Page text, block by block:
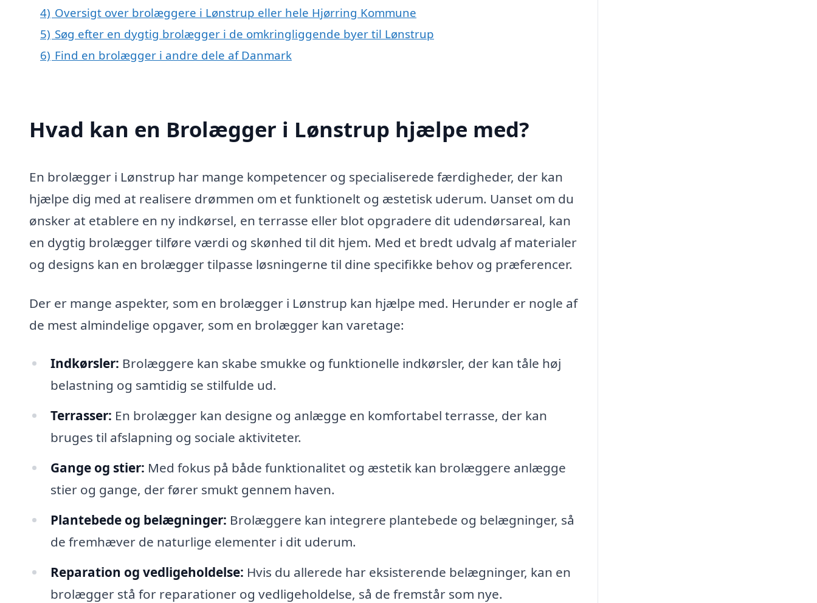
4) Oversigt over brolæggere i Lønstrup eller hele Hjørring Kommune
5) Søg efter en dygtig brolægger i de omkringliggende byer til Lønstrup
6) Find en brolægger i andre dele af Danmark
Hvad kan en Brolægger i Lønstrup hjælpe med?
En brolægger i Lønstrup har mange kompetencer og specialiserede færdigheder, der kan
hjælpe dig med at realisere drømmen om et funktionelt og æstetisk uderum. Uanset om du
ønsker at etablere en ny indkørsel, en terrasse eller blot opgradere dit udendørsareal, kan
en dygtig brolægger tilføre værdi og skønhed til dit hjem. Med et bredt udvalg af materialer
og designs kan en brolægger tilpasse løsningerne til dine specifikke behov og præferencer.
Der er mange aspekter, som en brolægger i Lønstrup kan hjælpe med. Herunder er nogle af
de mest almindelige opgaver, som en brolægger kan varetage:
Indkørsler: Brolæggere kan skabe smukke og funktionelle indkørsler, der kan tåle høj
belastning og samtidig se stilfulde ud.
Terrasser: En brolægger kan designe og anlægge en komfortabel terrasse, der kan
bruges til afslapning og sociale aktiviteter.
Gange og stier: Med fokus på både funktionalitet og æstetik kan brolæggere anlægge
stier og gange, der fører smukt gennem haven.
Plantebede og belægninger: Brolæggere kan integrere plantebede og belægninger, så
de fremhæver de naturlige elementer i dit uderum.
Reparation og vedligeholdelse: Hvis du allerede har eksisterende belægninger, kan en
brolægger stå for reparationer og vedligeholdelse, så de fremstår som nye.